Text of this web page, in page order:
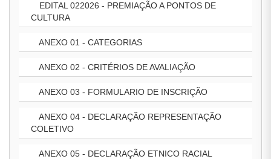
EDITAL 022026 - PREMIAÇÃO A PONTOS DE
CULTURA
ANEXO 01 - CATEGORIAS
ANEXO 02 - CRITÉRIOS DE AVALIAÇÃO
ANEXO 03 - FORMULARIO DE INSCRIÇÃO
ANEXO 04 - DECLARAÇÃO REPRESENTAÇÃO
COLETIVO
ANEXO 05 - DECLARAÇÃO ETNICO RACIAL